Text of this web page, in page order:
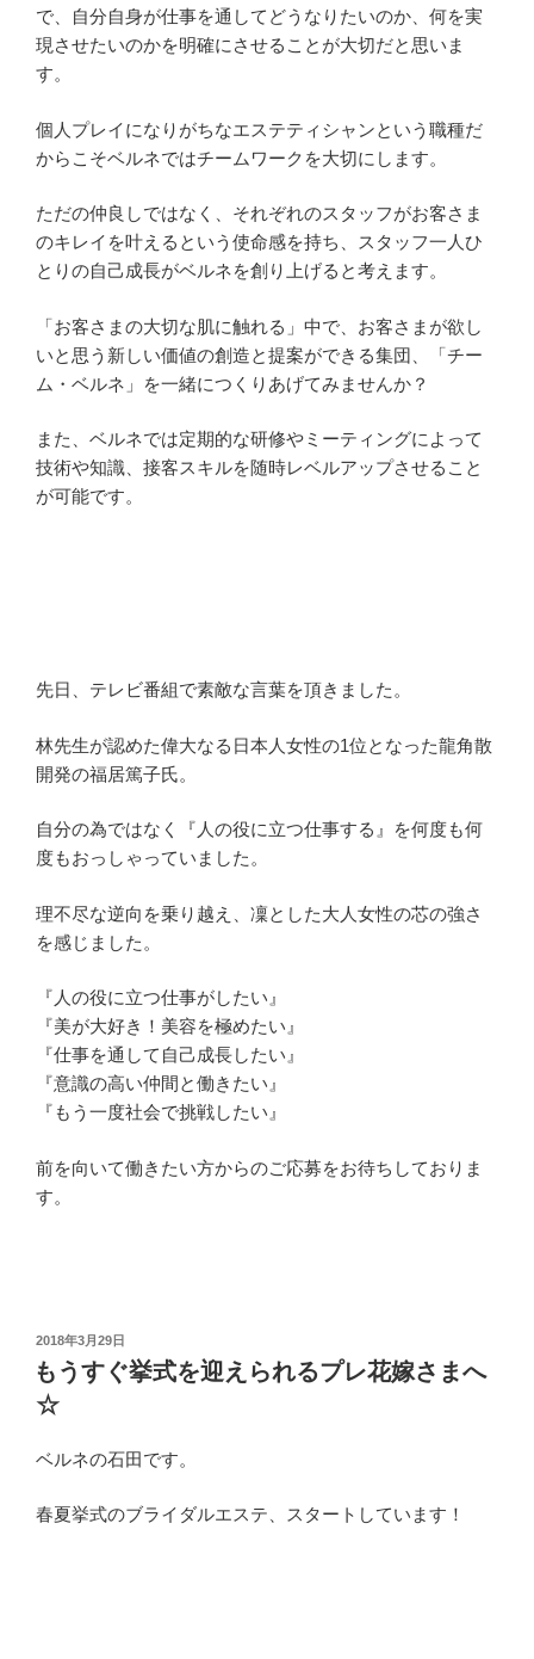
で、自分自身が仕事を通してどうなりたいのか、何を実
現させたいのかを明確にさせることが大切だと思いま
す。
個人プレイになりがちなエステティシャンという職種だ
からこそベルネではチームワークを大切にします。
ただの仲良しではなく、それぞれのスタッフがお客さま
のキレイを叶えるという使命感を持ち、スタッフ一人ひ
とりの自己成長がベルネを創り上げると考えます。
「お客さまの大切な肌に触れる」中で、お客さまが欲し
いと思う新しい価値の創造と提案ができる集団、「チー
ム・ベルネ」を一緒につくりあげてみませんか？
また、ベルネでは定期的な研修やミーティングによって
技術や知識、接客スキルを随時レベルアップさせること
が可能です。
先日、テレビ番組で素敵な言葉を頂きました。
林先生が認めた偉大なる日本人女性の1位となった龍角散
開発の福居篤子氏。
自分の為ではなく『人の役に立つ仕事する』を何度も何
度もおっしゃっていました。
理不尽な逆向を乗り越え、凜とした大人女性の芯の強さ
を感じました。
『人の役に立つ仕事がしたい』
『美が大好き！美容を極めたい』
『仕事を通して自己成長したい』
『意識の高い仲間と働きたい』
『もう一度社会で挑戦したい』
前を向いて働きたい方からのご応募をお待ちしておりま
す。
投
稿
日:
2018年3月29日
もうすぐ挙式を迎えられるプレ花嫁さまへ
☆
ベルネの石田です。
春夏挙式のブライダルエステ、スタートしています！